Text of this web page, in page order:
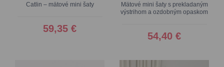
Catlin – mätové mini šaty
59,35 €
Mätové mini šaty s prekladaným
výstrihom a ozdobným opaskom
54,40 €